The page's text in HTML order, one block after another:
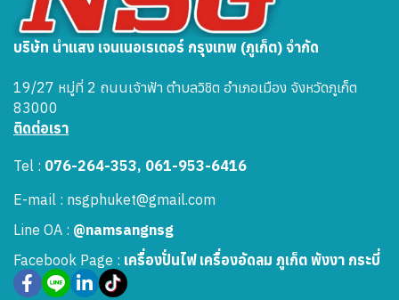
บริษัท นำแสง เจนเนอเรเตอร์ กรุงเทพ (ภูเก็ต) จำกัด
19/27 หมู่ที่ 2 ถนนเจ้าฟ้า ตำบลวิชิต อำเภอเมือง จังหวัดภูเก็ต
83000
ติดต่อเรา
Tel : 076-264-353, 061-953-6416
E-mail : nsgphuket@gmail.com
Line OA : @namsangnsg
Facebook Page : เครื่องปั่นไฟ เครื่องอัดลม ภูเก็ต พังงา กระบี่